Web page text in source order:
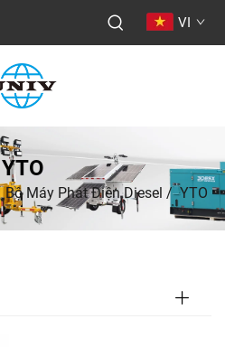
VI
YTO
Bộ Máy Phát Điện Diesel /YTO